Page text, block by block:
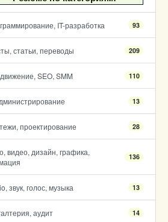
IT-разработка 93
статьи, переводы 209
SEO, SMM 110
13
проектирование 28
видео, дизайн, графика,
136
звук, голос, музыка 13
аудит 14